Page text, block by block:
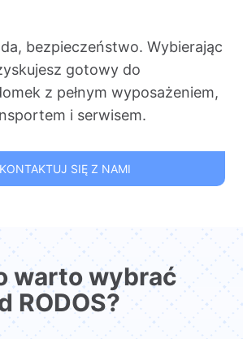
bezpieczeństwo. Wybierając
gotowy do
z pełnym wyposażeniem,
i serwisem.
SIĘ Z NAMI
warto wybrać
RODOS?